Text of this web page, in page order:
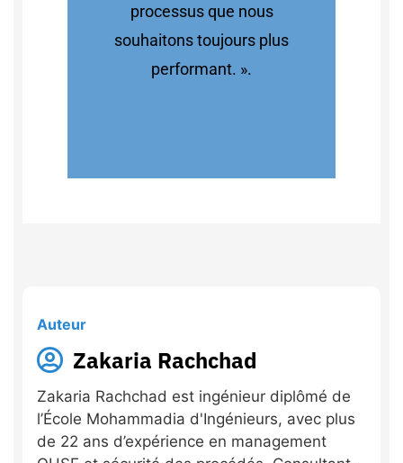
processus que nous
souhaitons toujours plus
performant. ».
Auteur
Zakaria Rachchad
Zakaria Rachchad est ingénieur diplômé de
l’École Mohammadia d'Ingénieurs, avec plus
de 22 ans d’expérience en management